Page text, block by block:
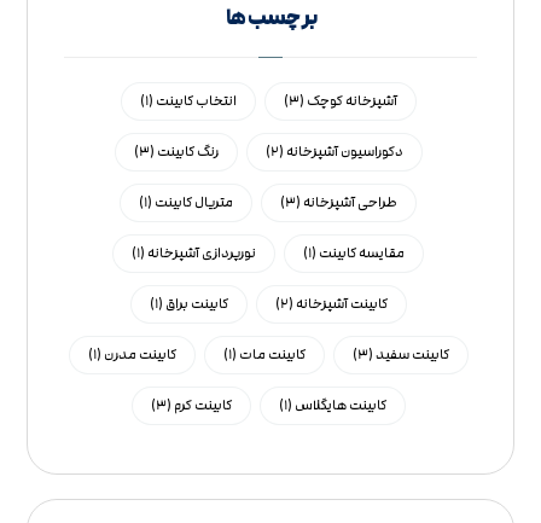
بر چسب ها
آشپزخانه کوچک (۳) انتخاب کابینت (۱)
دکوراسیون آشپزخانه(۲) رنگ کابینت (۳)
طراحی آشپزخانه(۳) متریال کابینت (۱)
مقایسه کابینت (۱) نورپردازی آشپزخانه(۱)
کابینت آشپزخانه(۲) کابینت براق (۱)
کابینت سفید(۳) کابینت مات (۱) کابینت مدرن (۱)
کابینت هایگلاس (۱) کابینت کرم (۳)